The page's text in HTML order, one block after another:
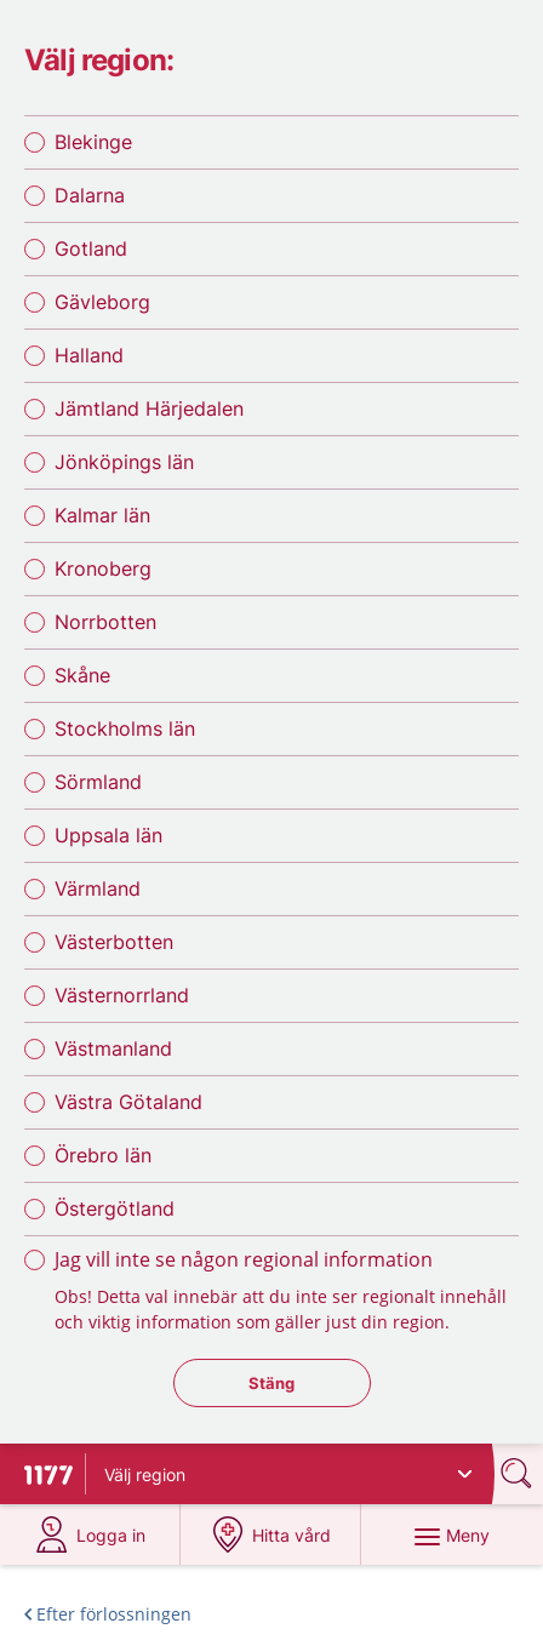
Välj region:
Blekinge
Dalarna
Gotland
Gävleborg
Halland
Jämtland Härjedalen
Jönköpings län
Kalmar län
Kronoberg
Norrbotten
Skåne
Stockholms län
Sörmland
Uppsala län
Värmland
Västerbotten
Västernorrland
Västmanland
Västra Götaland
Örebro län
Östergötland
Jag vill inte se någon regional information
Obs! Detta val innebär att du inte ser regionalt innehåll
och viktig information som gäller just din region.
Stäng regionsväljaren
Stäng
Till startsidan för 1177
Välj region
Logga in
på 1177.se
Hitta vård
på 1177.se
Meny
Efter förlossningen